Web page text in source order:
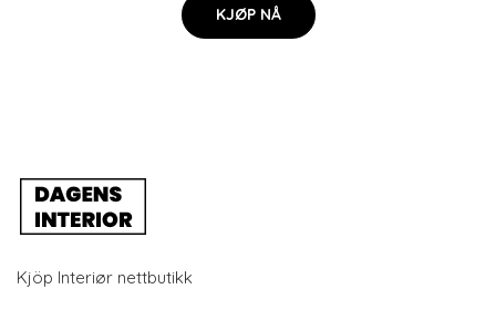
KJØP NÅ
Kjöp Interiør nettbutikk